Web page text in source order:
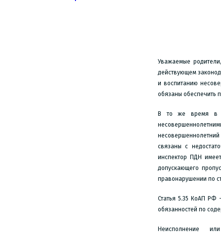
Уважаемые
действующем
и воспитанию
обязаны обеспечить
В то же время в
связаны с
инспектор ПДН
допускающего
правонарушении по
Статья 5.35 КоАП РФ
обязанностей по
Неисполнение